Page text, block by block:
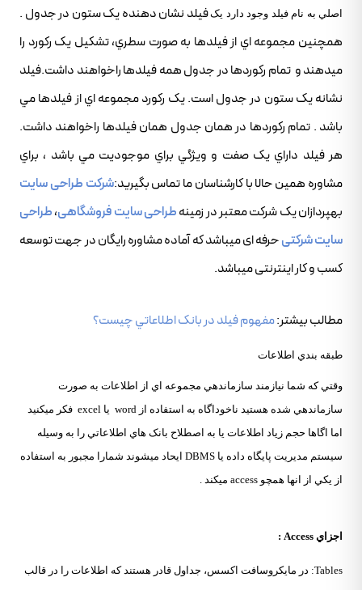
اصلي به نام فيلد وجود دارد يکفيلد نشان دهنده يک ستون در جدول .
همچنين مجموعه اي از فيلدها به صورت سطري، تشکيل يک رکورد را
ميدهند و تمام رکوردها در جدول همه فيلدها راخواهند داشت.فيلد
نشانه يک ستون در جدول است. يک رکورد مجموعه اي از فيلدها مي
باشد . تمام رکوردها در همان جدول همان فيلدها راخواهند داشت.
هر فيلد داراي يک صفت و ويژگي براي موجوديت مي باشد ، براي
مشاوره همين حالا با کارشناسان ما تماس بگيريد:شرکت طراحی سایت
بهپردازان یک شرکت معتبر در زمینهطراحی سایت فروشگاهی،طراحی
سایت شرکتیحرفه ای میباشد که آماده مشاوره رایگان در جهت توسعه
کسب و کار اینترنتی میباشد.
مطالب بيشتر:مفهوم فيلد در بانک اطلاعاتي چيست؟
طبقه بندي اطلاعات
وقتي که شما نيازمند سازماندهي مجموعه اي از اطلاعات به صورت
سازماندهي شده هستيد ناخوداگاه به استفاده از word يا excel فکر ميکنيد
اما اگاها حجم زياد اطلاعات يا به اصطلاح بانک هاي اطلاعاتي را به وسيله
سيستم مديريت پايگاه داده يا DBMS ايحاد ميشوند شمارا مجبور به استفاده
از يکي از انها همچو access ميکند .
اجزاي Access :
Tables: در مايکروسافت اکسس، جداول قادر هستند که اطلاعات را در قالب